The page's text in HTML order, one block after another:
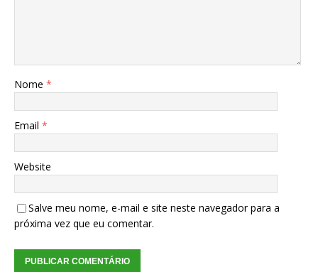
Nome *
Email *
Website
Salve meu nome, e-mail e site neste navegador para a
próxima vez que eu comentar.